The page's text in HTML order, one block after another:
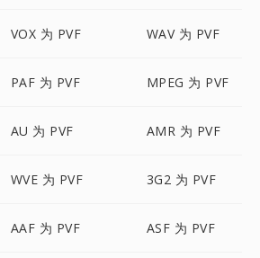
VOX 为 PVF WAV 为 PVF
PAF 为 PVF MPEG 为 PVF
AU 为 PVF AMR 为 PVF
WVE 为 PVF 3G2 为 PVF
AAF 为 PVF ASF 为 PVF